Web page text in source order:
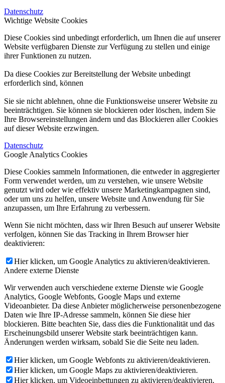
Datenschutz
Wichtige Website Cookies
Diese Cookies sind unbedingt erforderlich, um Ihnen die auf unserer
Website verfügbaren Dienste zur Verfügung zu stellen und einige
ihrer Funktionen zu nutzen.
Da diese Cookies zur Bereitstellung der Website unbedingt
erforderlich sind, können
Sie sie nicht ablehnen, ohne die Funktionsweise unserer Website zu
beeinträchtigen. Sie können sie blockieren oder löschen, indem Sie
Ihre Browsereinstellungen ändern und das Blockieren aller Cookies
auf dieser Website erzwingen.
Datenschutz
Google Analytics Cookies
Diese Cookies sammeln Informationen, die entweder in aggregierter
Form verwendet werden, um zu verstehen, wie unsere Website
genutzt wird oder wie effektiv unsere Marketingkampagnen sind,
oder um uns zu helfen, unsere Website und Anwendung für Sie
anzupassen, um Ihre Erfahrung zu verbessern.
Wenn Sie nicht möchten, dass wir Ihren Besuch auf unserer Website
verfolgen, können Sie das Tracking in Ihrem Browser hier
deaktivieren:
Hier klicken, um Google Analytics zu aktivieren/deaktivieren.
Andere externe Dienste
Wir verwenden auch verschiedene externe Dienste wie Google
Analytics, Google Webfonts, Google Maps und externe
Videoanbieter. Da diese Anbieter möglicherweise personenbezogene
Daten wie Ihre IP-Adresse sammeln, können Sie diese hier
blockieren. Bitte beachten Sie, dass dies die Funktionalität und das
Erscheinungsbild unserer Website stark beeinträchtigen kann.
Änderungen werden wirksam, sobald Sie die Seite neu laden.
Hier klicken, um Google Webfonts zu aktivieren/deaktivieren.
Hier klicken, um Google Maps zu aktivieren/deaktivieren.
Hier klicken, um Videoeinbettungen zu aktivieren/deaktivieren.